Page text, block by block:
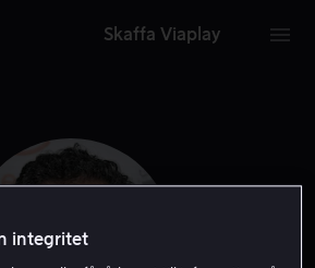
Skaffa Viaplay
integritet